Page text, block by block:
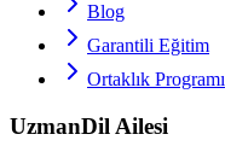
Blog
Garantili Eğitim
Ortaklık Programı
UzmanDil Ailesi